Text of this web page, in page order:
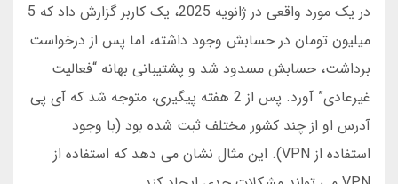
در یک مورد واقعی در ژانویه 2025، یک کاربر گزارش داد که 5
میلیون تومان در حسابش وجود داشته، اما پس از درخواست
برداشت، حسابش مسدود شد و پشتیبانی بهانه “فعالیت
غیرعادی” آورد. پس از 2 هفته پیگیری، متوجه شد که آی پی
آدرس او از چند کشور مختلف ثبت شده بود (با وجود
استفاده از VPN). این مثال نشان می دهد که استفاده از